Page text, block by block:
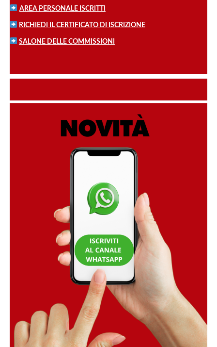
AREA PERSONALE ISCRITTI
RICHIEDI IL CERTIFICATO DI ISCRIZIONE
SALONE DELLE COMMISSIONI